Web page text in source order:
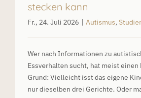
stecken kann
Fr., 24. Juli 2026 | Autismus,
Wer nach Informationen zu
Essverhalten sucht, hat meist einen
Grund: Vielleicht isst das eigene
nur dieselben drei Gerichte. Oder